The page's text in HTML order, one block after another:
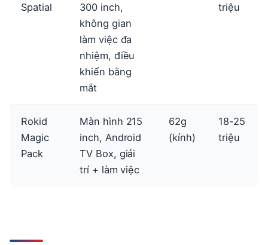
Spatial
300 inch,
không gian
làm việc đa
nhiệm, điều
khiển bằng
mắt
triệu
Rokid
Magic
Pack
Màn hình 215
inch, Android
TV Box, giải
trí + làm việc
62g
(kính)
18-25
triệu